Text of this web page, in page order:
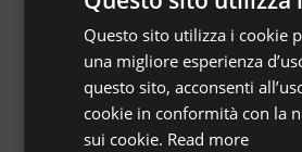
Casa tradizionale siciliana
Rovittello, Sicilia, Italia
Questo sito utilizza i cookie
una migliore esperienza
questo sito, acconsenti
cookie in conformità con la
sui cookie. Read more